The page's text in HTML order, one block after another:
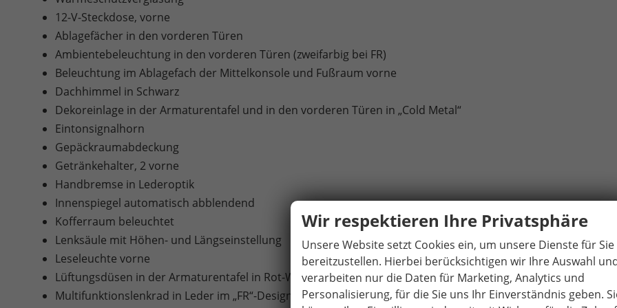
12-V-Steckdose, vorne
Ablagefächer in den vorderen Türen
Ambientebeleuchtung in den vorderen Türen (zweifarbig bei FR)
Beleuchtung im Ablagefach der Mittelkonsole und Fußraum vorne
Dachhimmel in Schwarz
Dekoreinlage in der Armaturentafel und in den vorderen Türen in „Cold Metal“
Eintonsignalhorn
Gepäckraumabdeckung
Getränkehalter, 2 vorne
Handbremse in Lederoptik
Innenspiegel automatisch abblendend
Kofferraum beleuchtet
Lenksäule mit Höhen- und Längseinstellung
Leseleuchte vorne
Lüftungsdüsen in der Armaturentafel in Rot-Weiß beleuchtet
Multifunktionslenkrad in Leder im „FR“-Design
Wir respektieren Ihre Privatsphäre
Unsere Website setzt Cookies ein, um unsere Dienste für Sie
bereitzustellen. Hierbei berücksichtigen wir Ihre Auswahl
verarbeiten nur die Daten für Marketing, Analytics und
Personalisierung, für die Sie uns Ihr Einverständnis geben.